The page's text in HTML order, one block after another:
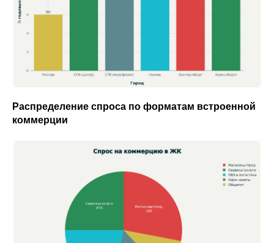
Распределение спроса по форматам встроенной
коммерции